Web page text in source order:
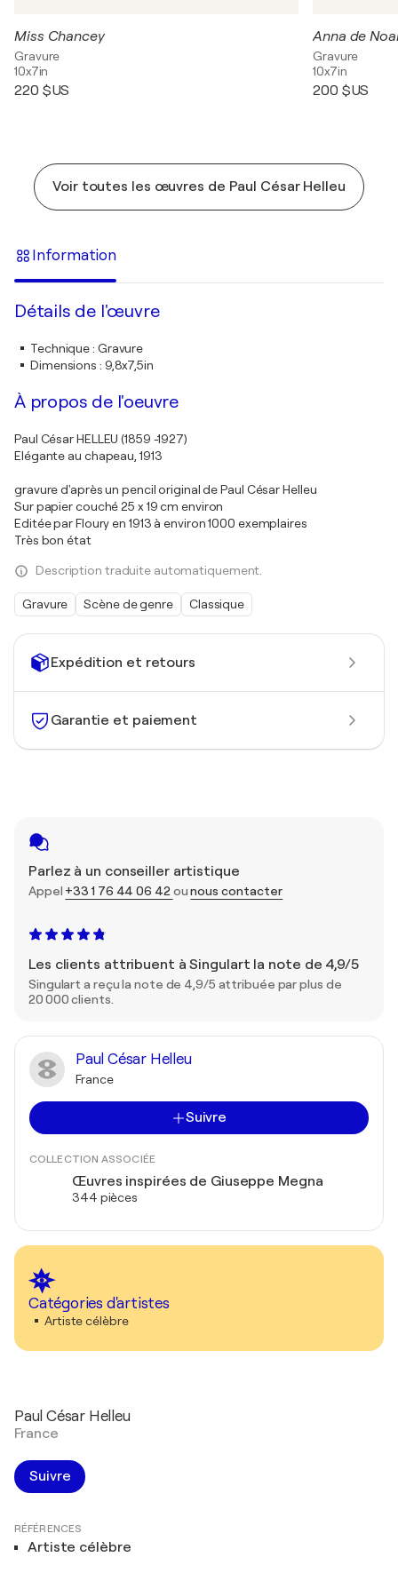
Expédition et retours
Garantie et paiement
Parlez à un conseiller artistique
Appel +33 1 76 44 06 42ounous contacter
Les clients attribuent à Singulart la note de 4,9/5
Singulart a reçu la note de 4,9/5 attribuée par plus de
20 000 clients.
Paul César Helleu
France
Suivre
COLLECTION ASSOCIÉE
Œuvres inspirées de Giuseppe Megna
344 pièces
Catégories d'artistes
Artiste célèbre
Miss Chancey
Gravure
10x7in
220 $US
Anna de
Gravure
10x7in
200 $US
Voir toutes les œuvres de Paul César Helleu
Information
Détails de l'œuvre
Technique: Gravure
Dimensions : 9,8x7,5in
À propos de l'oeuvre
Paul César HELLEU (1859 -1927)
Elégante au chapeau, 1913
gravure d'après un pencil original de Paul César Helleu
Sur papier couché 25 x 19 cm environ
Editée par Floury en 1913 à environ 1000 exemplaires
Très bon état
Description traduite automatiquement.
Gravure Scène de genre Classique
Paul César Helleu
France
Suivre
RÉFÉRENCES
Artiste célèbre